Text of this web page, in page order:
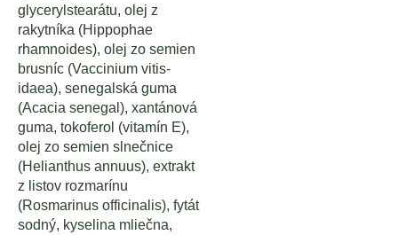
glycerylstearátu, olej z
rakytníka (Hippophae
rhamnoides), olej zo semien
brusníc (Vaccinium vitis-
idaea), senegalská guma
(Acacia senegal), xantánová
guma, tokoferol (vitamín E),
olej zo semien slnečnice
(Helianthus annuus), extrakt
z listov rozmarínu
(Rosmarinus officinalis), fytát
sodný, kyselina mliečna,